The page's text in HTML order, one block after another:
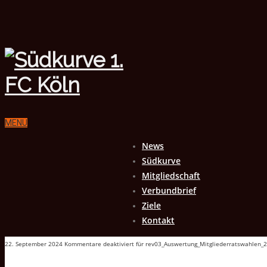
MENU
News
Südkurve
Mitgliedschaft
Verbundbrief
Ziele
Kontakt
22. September 2024 Kommentare deaktiviert für